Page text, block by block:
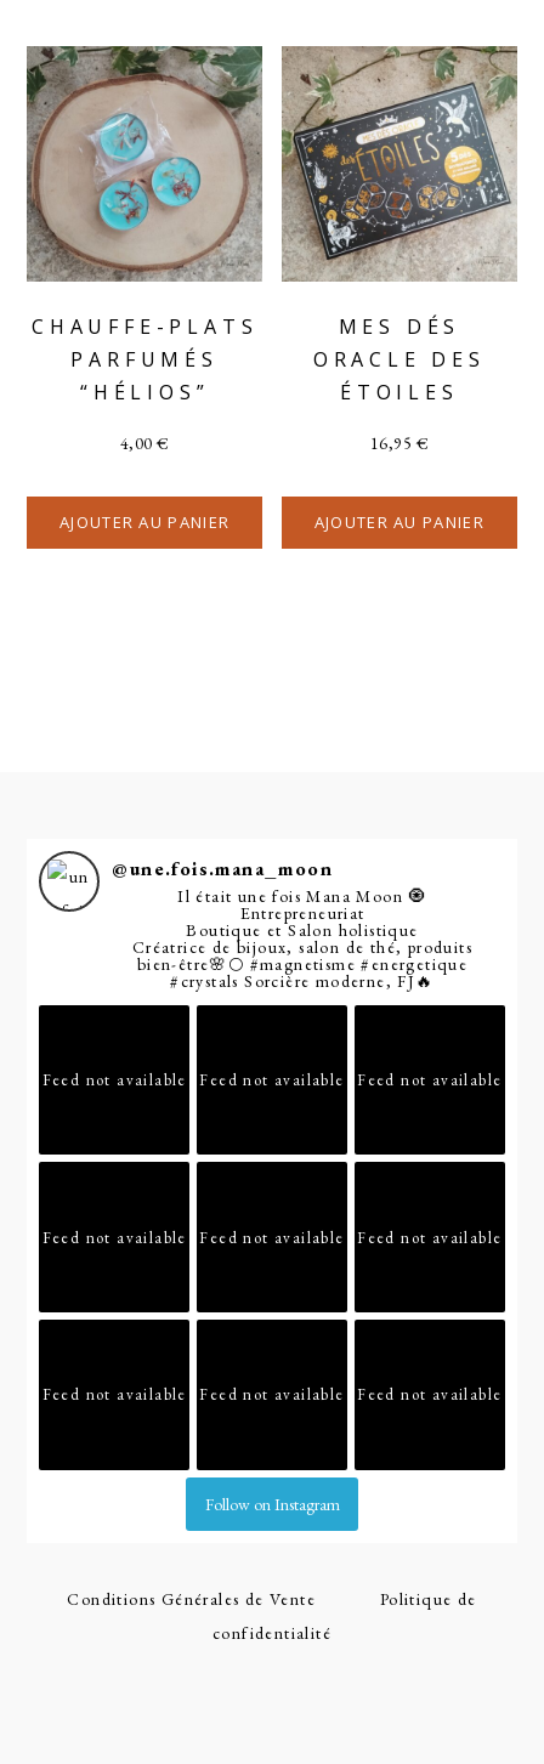
CHAUFFE-PLATS
PARFUMÉS
“HÉLIOS”
4,00€
AJOUTER AU PANIER
MES DÉS
ORACLE DES
ÉTOILES
16,95€
AJOUTER AU PANIER
@une.fois.mana_moon
Il était une fois Mana Moon 🧿
Entrepreneuriat
Boutique et Salon holistique
Créatrice de bijoux, salon de thé, produits
bien-être🌸🌕 #magnetisme #energetique
#crystals Sorcière moderne, FJ🔥
Feed not available Feed not available Feed not available
Feed not available Feed not available Feed not available
Feed not available Feed not available Feed not available
Follow on Instagram
Conditions Générales de Vente
Politique de
confidentialité